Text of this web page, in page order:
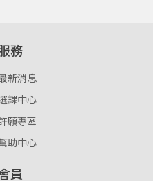
碼
用者強制登出。
務
新消息
課中心
願專區
助中心
員